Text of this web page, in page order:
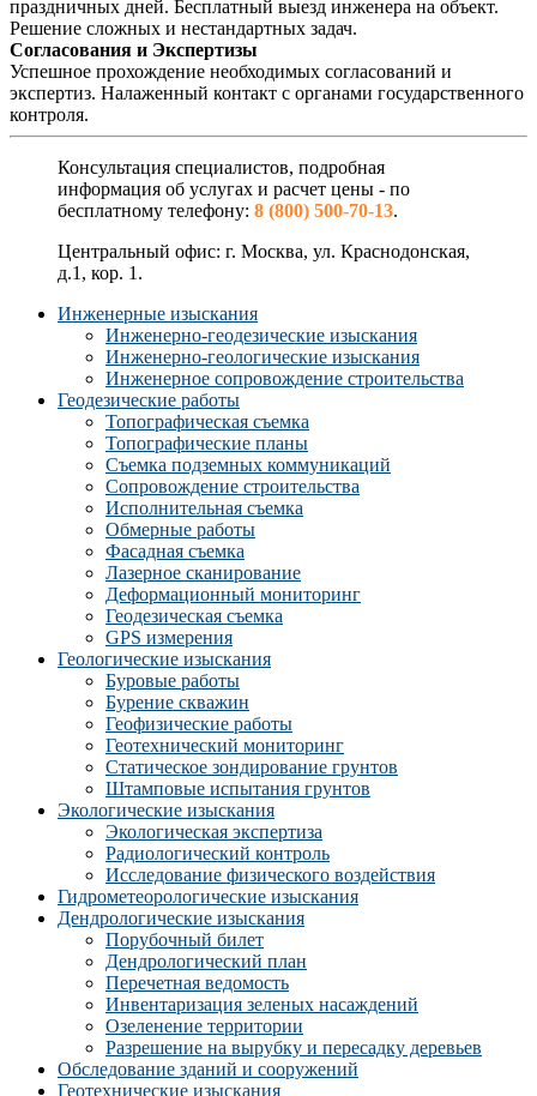
праздничных дней. Бесплатный выезд инженера на объект.
Решение сложных и нестандартных задач.
Согласования и Экспертизы
Успешное прохождение необходимых согласований и
экспертиз. Налаженный контакт с органами государственного
контроля.
Консультация специалистов, подробная
информация об услугах и расчет цены - по
бесплатному телефону: 8 (800) 500-70-13.
Центральный офис: г. Москва, ул. Краснодонская,
д.1, кор. 1.
Инженерные изыскания
Инженерно-геодезические изыскания
Инженерно-геологические изыскания
Инженерное сопровождение строительства
Геодезические работы
Топографическая съемка
Топографические планы
Съемка подземных коммуникаций
Сопровождение строительства
Исполнительная съемка
Обмерные работы
Фасадная съемка
Лазерное сканирование
Деформационный мониторинг
Геодезическая съемка
GPS измерения
Геологические изыскания
Буровые работы
Бурение скважин
Геофизические работы
Геотехнический мониторинг
Статическое зондирование грунтов
Штамповые испытания грунтов
Экологические изыскания
Экологическая экспертиза
Радиологический контроль
Исследование физического воздействия
Гидрометеорологические изыскания
Дендрологические изыскания
Порубочный билет
Дендрологический план
Перечетная ведомость
Инвентаризация зеленых насаждений
Озеленение территории
Разрешение на вырубку и пересадку деревьев
Обследование зданий и сооружений
Геотехнические изыскания